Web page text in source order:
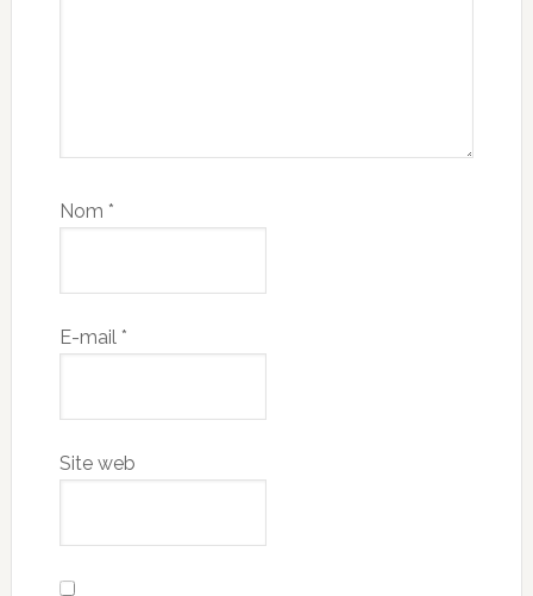
Nom *
E-mail *
Site web